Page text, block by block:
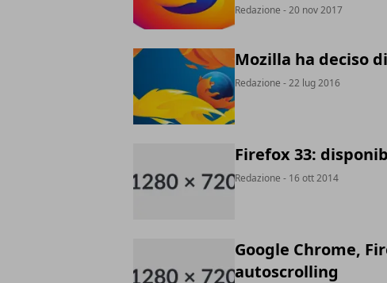
Redazione - 20 nov 2017
Mozilla ha deciso
Redazione - 22 lug 2016
Firefox 33:
Redazione - 16 ott 2014
Google Chrome,
autoscrolling